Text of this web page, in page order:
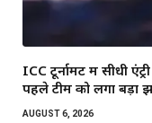
ICC टूर्नामेंट में सीधी
पहले टीम को लगा बड़ा
AUGUST 6, 2026